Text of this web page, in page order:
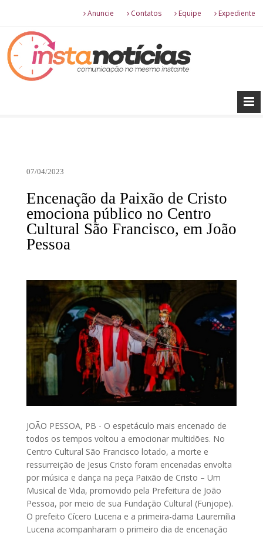
Anuncie Contatos Equipe Expediente
07/04/2023
Encenação da Paixão de Cristo
emociona público no Centro
Cultural São Francisco, em João
Pessoa
JOÃO PESSOA, PB - O espetáculo mais encenado de
todos os tempos voltou a emocionar multidões. No
Centro Cultural São Francisco lotado, a morte e
ressurreição de Jesus Cristo foram encenadas envolta
por música e dança na peça Paixão de Cristo – Um
Musical de Vida, promovido pela Prefeitura de João
Pessoa, por meio de sua Fundação Cultural (Funjope).
O prefeito Cícero Lucena e a primeira-dama Lauremília
Lucena acompanharam o primeiro dia de encenação